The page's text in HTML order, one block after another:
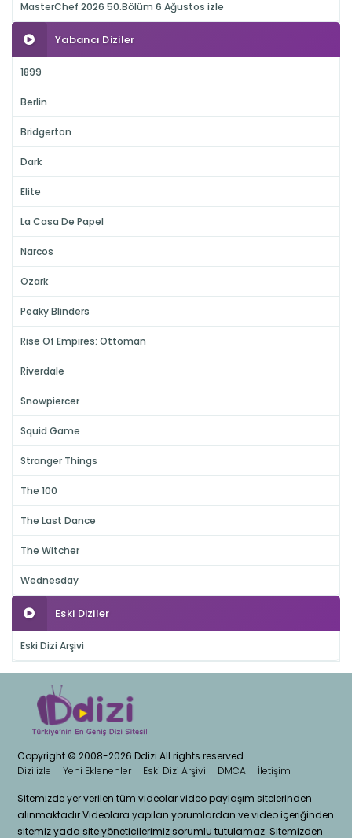
MasterChef 2026 50.Bölüm 6 Ağustos izle
Yabancı Diziler
1899
Berlin
Bridgerton
Dark
Elite
La Casa De Papel
Narcos
Ozark
Peaky Blinders
Rise Of Empires: Ottoman
Riverdale
Snowpiercer
Squid Game
Stranger Things
The 100
The Last Dance
The Witcher
Wednesday
Eski Diziler
Eski Dizi Arşivi
Copyright © 2008-2026 Ddizi All rights reserved.
Dizi izle
Yeni Eklenenler Eski Dizi Arşivi DMCA İletişim
Sitemizde yer verilen tüm videolar video paylaşım sitelerinden
alınmaktadır.Videolara yapılan yorumlardan ve video içeriğinden
sitemiz yada site yöneticilerimiz sorumlu tutulamaz. Sitemizden